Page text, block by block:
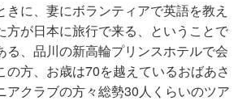
きに、妻にボランティアで英語を教え
方が日本に旅行で来る、ということで
る、品川の新高輪プリンスホテルで会
の方、お歳は70を越えているおばあさ
アクラブの方々総勢30人くらいのツア